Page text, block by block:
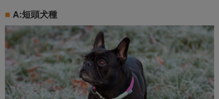
A:短頭犬種